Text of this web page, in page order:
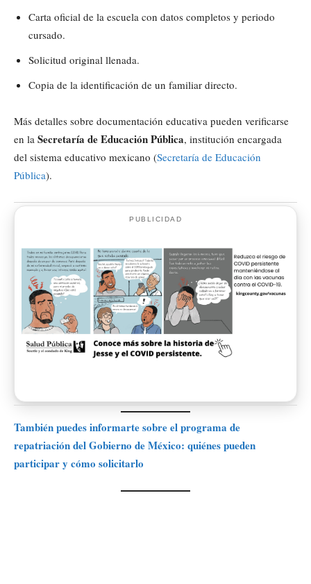
Carta oficial de la escuela con datos completos y periodo
cursado.
Solicitud original llenada.
Copia de la identificación de un familiar directo.
Más detalles sobre documentación educativa pueden verificarse
en la Secretaría de Educación Pública, institución encargada
del sistema educativo mexicano (Secretaría de Educación
Pública).
PUBLICIDAD
También puedes informarte sobre el programa de
repatriación del Gobierno de México: quiénes pueden
participar y cómo solicitarlo